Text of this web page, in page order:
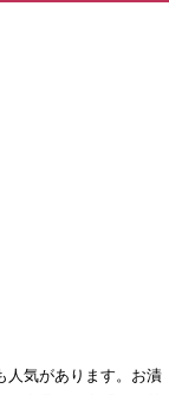
人気があります。お漬